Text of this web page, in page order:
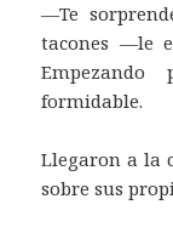
—Te
tacones —le
formidable.
Llegaron a la
sobre sus